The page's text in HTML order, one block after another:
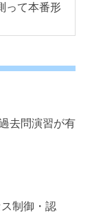
って本番形
去問演習が有
ス制御・認